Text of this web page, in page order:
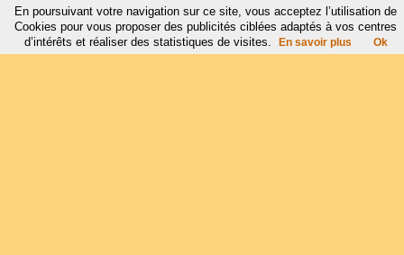
En poursuivant votre navigation sur ce site, vous acceptez l’utilisation de
Cookies pour vous proposer des publicités ciblées adaptés à vos centres
d’intérêts et réaliser des statistiques de visites.
En savoir plus Ok